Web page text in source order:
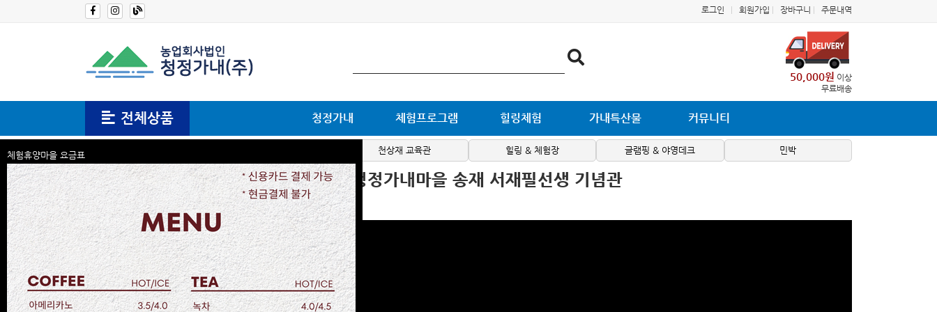
로그인 회원가입 장바구니 주문내역
50,000원 이상
무료배송
전체상품 청정가내 체험프로그램 힐링체험 가내특산물 커뮤니티
천상재 교육관 힐링 & 체험장 글램핑 & 야영데크 민박
보성 청정가내마을 송재 서재필선생 기념관
체험휴양마을 요금표